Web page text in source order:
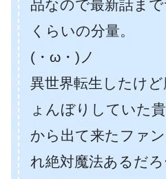
品なので最新話ま
くらいの分量。
(・ω・)ノ
異世界転生したけ
ょんぼりしていた
から出て来たファ
れ絶対魔法あるだ